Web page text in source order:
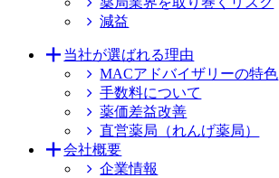
減益
当社が選ばれる理由
MACアドバイザリーの特色
手数料について
薬価差益改善
直営薬局（れんげ薬局）
会社概要
企業情報